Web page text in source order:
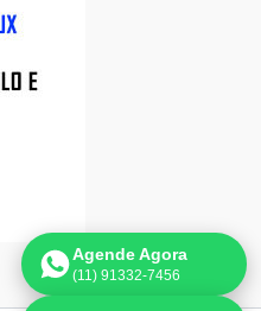
Agende Agora
(11) 91332-7456